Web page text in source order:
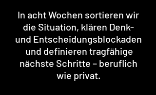
In acht Wochen sortieren wir
die Situation, klären Denk-
und Entscheidungsblockaden
und definieren tragfähige
nächste Schritte – beruflich
wie privat.